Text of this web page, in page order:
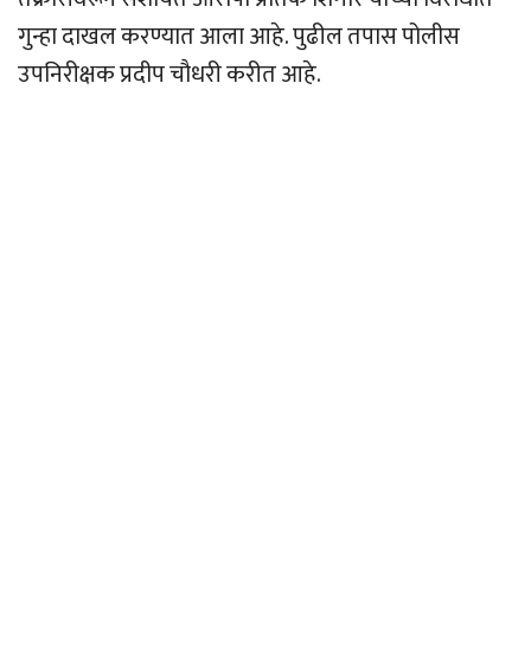
गुन्हा दाखल करण्यात आला आहे. पुढील तपास पोलीस
उपनिरीक्षक प्रदीप चौधरी करीत आहे.